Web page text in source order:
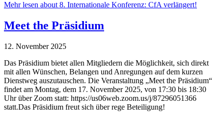
Mehr lesen about 8. Internationale Konferenz: CfA verlängert!
Meet the Präsidium
12. November 2025
Das Präsidium bietet allen Mitgliedern die Möglichkeit, sich direkt
mit allen Wünschen, Belangen und Anregungen auf dem kurzen
Dienstweg auszutauschen. Die Veranstaltung „Meet the Präsidium“
findet am Montag, dem 17. November 2025, von 17:30 bis 18:30
Uhr über Zoom statt: https://us06web.zoom.us/j/87296051366
statt.Das Präsidium freut sich über rege Beteiligung!